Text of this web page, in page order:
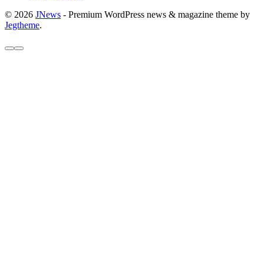
© 2026 JNews - Premium WordPress news & magazine theme by
Jegtheme.